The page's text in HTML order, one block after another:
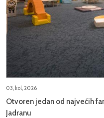
03, kol, 2026
Otvoren jedan od najvećih
Jadranu